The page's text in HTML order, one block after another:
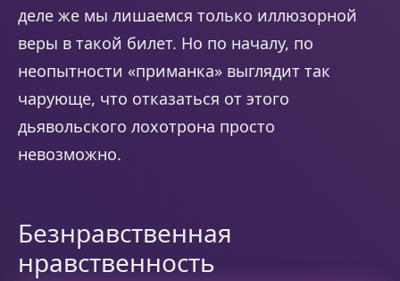
деле же мы лишаемся только иллюзорной
веры в такой билет. Но по началу, по
неопытности «приманка» выглядит так
чарующе, что отказаться от этого
дьявольского лохотрона просто
невозможно.
Безнравственная
нравственность